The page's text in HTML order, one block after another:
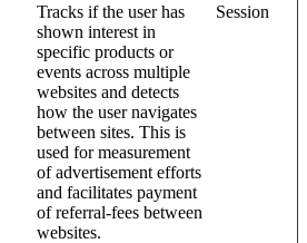
Tracks if the user has
shown interest in
specific products or
events across multiple
websites and detects
how the user navigates
between sites. This is
used for measurement
of advertisement efforts
and facilitates payment
of referral-fees between
websites.
Session